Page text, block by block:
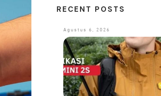
RECENT POSTS
Agustus 6, 2026